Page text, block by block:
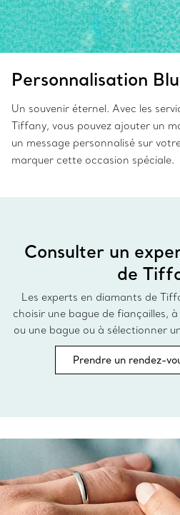
Personnalisation
Un souvenir éternel. Avec les
Tiffany, vous pouvez ajouter un
un message personnalisé sur
marquer cette occasion spéciale.
Consulter un
de
Les experts en diamants de
choisir une bague de fiançailles,
ou une bague ou à sélectionner
Prendre un rendez-